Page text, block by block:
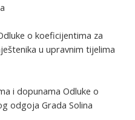
o koeficijentima za
u upravnim tijelima
i dopunama Odluke o
odgoja Grada Solina